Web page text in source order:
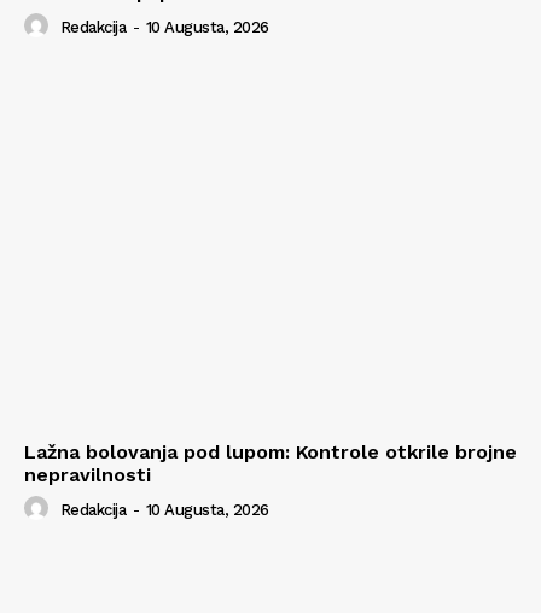
Redakcija - 10 Augusta, 2026
Lažna bolovanja pod lupom: Kontrole otkrile brojne
nepravilnosti
Redakcija - 10 Augusta, 2026